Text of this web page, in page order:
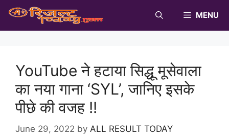
Skip
content
MENU
YouTube ने हटाया सिद्धू मूसेवाला
का नया गाना ‘SYL’, जानिए इसके
पीछे की वजह !!
June 29, 2022 by ALL RESULT TODAY